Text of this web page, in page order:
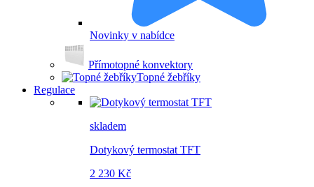
Novinky v nabídce
Přímotopné konvektory
Topné žebříky
Regulace
skladem
Dotykový termostat TFT
2 230 Kč